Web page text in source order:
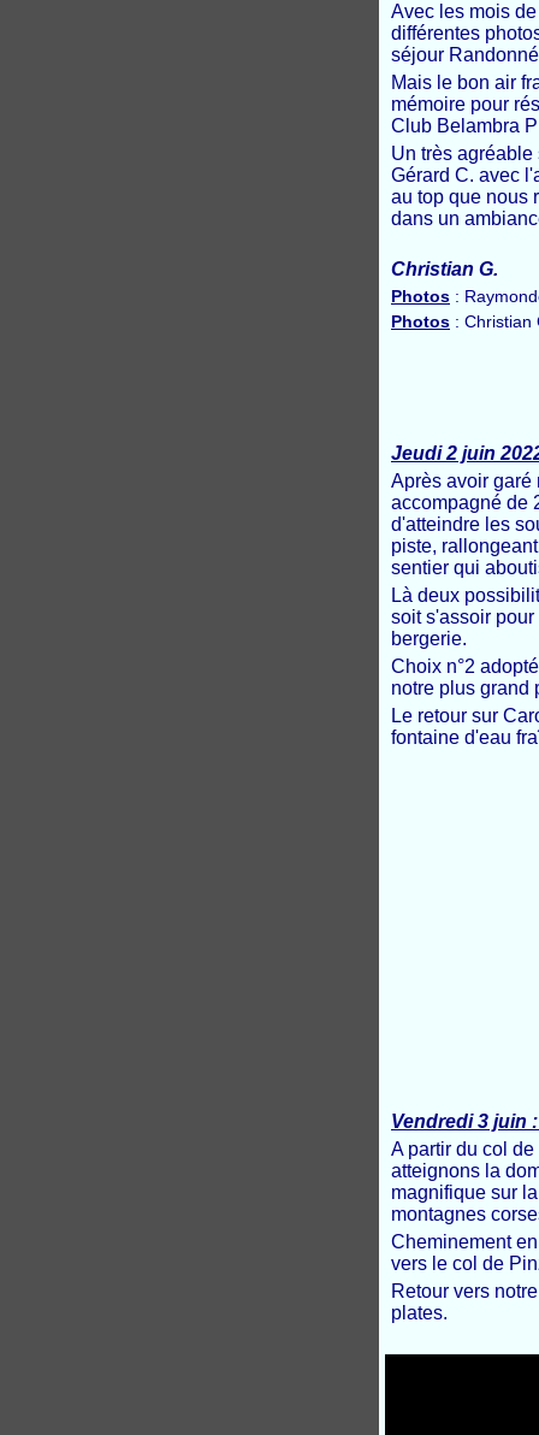
Avec les mois
différentes
séjour
Mais le bon air
mémoire pour
Club Belambra
Un très
Gérard C. avec
au top que nous
dans un
Christian G.
Photos :
Photos : Christian
Jeudi 2 juin
Après avoir garé
accompagné de
d'atteindre les
piste,
sentier qui
Là deux
soit s'assoir
bergerie.
Choix n°2
notre plus grand
Le retour sur
fontaine d'eau
Vendredi 3 juin
A partir du col
atteignons la
magnifique sur
montagnes
Cheminement
vers le col de
Retour vers
plates.